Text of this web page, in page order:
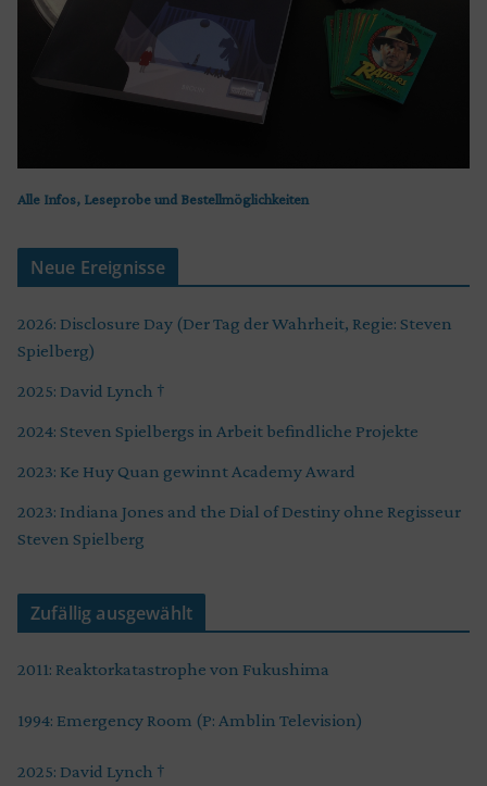
Alle Infos, Leseprobe und Bestellmöglichkeiten
Neue Ereignisse
2026: Disclosure Day (Der Tag der Wahrheit, Regie: Steven
Spielberg)
2025: David Lynch †
2024: Steven Spielbergs in Arbeit befindliche Projekte
2023: Ke Huy Quan gewinnt Academy Award
2023: Indiana Jones and the Dial of Destiny ohne Regisseur
Steven Spielberg
Zufällig ausgewählt
2011: Reaktorkatastrophe von Fukushima
1994: Emergency Room (P: Amblin Television)
2025: David Lynch †